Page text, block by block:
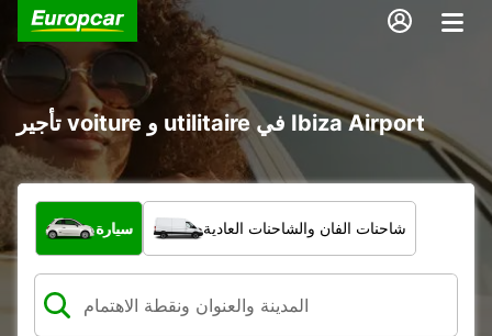
تأجير voiture و utilitaire في Ibiza Airport
ما نوع المركبة؟
سيارة شاحنات الفان والشاحنات العادية